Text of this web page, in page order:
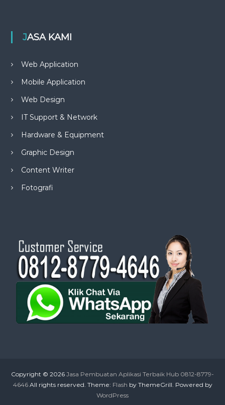
JASA KAMI
Web Application
Mobile Application
Web Design
IT Support & Network
Hardware & Equipment
Graphic Design
Content Writer
Fotografi
Copyright © 2026 Jasa Pembuatan Aplikasi Terbaik Hub 0812-8779-
4646All rights reserved. Theme: Flash by ThemeGrill. Powered by
WordPress